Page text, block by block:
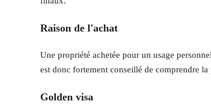
Raison de l'achat
Une propriété achetée pour un usage
est donc fortement conseillé de comprendre
Golden visa